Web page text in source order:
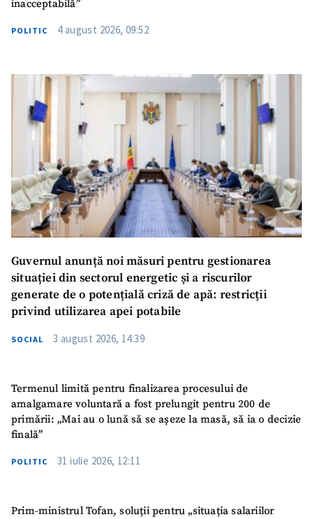
inacceptabilă”
POLITIC 4 august 2026, 09:52
Guvernul anunță noi măsuri pentru gestionarea
situației din sectorul energetic și a riscurilor
generate de o potențială criză de apă: restricții
privind utilizarea apei potabile
SOCIAL 3 august 2026, 14:39
Termenul limită pentru finalizarea procesului de
amalgamare voluntară a fost prelungit pentru 200 de
primării: „Mai au o lună să se așeze la masă, să ia o decizie
finală”
POLITIC 31 iulie 2026, 12:11
Prim-ministrul Tofan, soluții pentru „situația salariilor